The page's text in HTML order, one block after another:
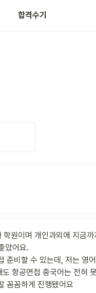
합격수기
원이며 개인과외에 지금
았어요.
준비할 수 있는데, 저는 영
항공면접 중국어는 전혀
꼼꼼하게 진행됐어요